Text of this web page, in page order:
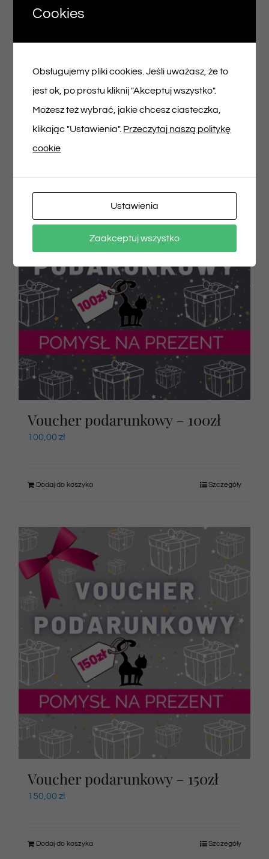
200,00zł
Dodaj do koszyka Szczegóły
Voucher podarunkowy – 100zł
100,00 zł
Dodaj do koszyka Szczegóły
Voucher podarunkowy – 150zł
150,00 zł
Dodaj do koszyka Szczegóły
Cookies
Obsługujemy pliki cookies. Jeśli uważasz, że to
jest ok, po prostu kliknij "Akceptuj wszystko".
Możesz też wybrać, jakie chcesz ciasteczka,
klikając "Ustawienia". Przeczytaj naszą politykę
cookie
Ustawienia
Zaakceptuj wszystko